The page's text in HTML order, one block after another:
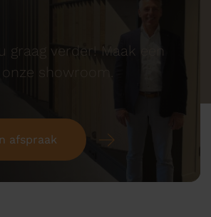
graag verder! Maak een
showroom.
afspraak